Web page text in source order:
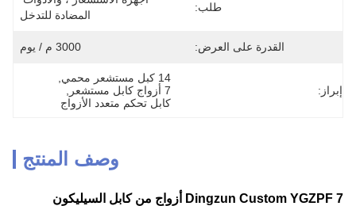
طلب:
المضادة للتدخل
القدرة على العرض: 3000 م / يوم
إبراز:
14 كبل مستشعر محمي
7 أزواج كابل مستشعر
كابل تحكم متعدد الأزواج
وصف المنتج
Dingzun Custom YGZPF 7 أزواج من كابل السيليكون